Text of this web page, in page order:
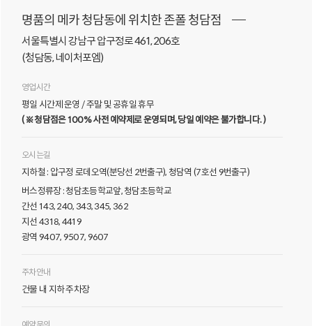
명품의 메카 청담동에 위치한 존폴 청담점
서울특별시 강남구 압구정로 461, 206호
(청담동, 네이처포엠)
영업시간
평일 시간제 운영 / 주말 및 공휴일 휴무
( ※ 청담점은 100% 사전 예약제로 운영되며, 당일 예약은 불가합니다. )
오시는길
지하철 : 압구정 로데오역(분당선 2번출구), 청담역 (7호선 9번출구)
버스정류장 : 청담초등학교앞, 청담초등학교
간선 143, 240, 343, 345, 362
지선 4318, 4419
광역 9407, 9507, 9607
주차안내
건물 내 지하 주차장
예약문의